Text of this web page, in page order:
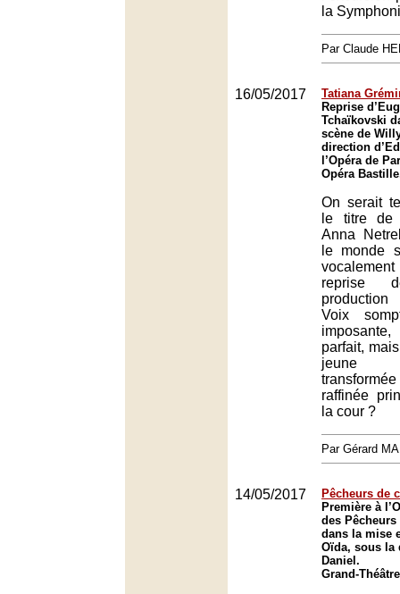
la
Par Claude
16/05/2017
Tatiana
Reprise
Tchaïkovski
scène de
direction
l’Opéra de
Opéra
On serait
le titre de
Anna
le monde
reprise
Voix
parfait,
jeune
raffinée
la cour ?
Par Gérard
14/05/2017
Pêcheurs de
Première à
des
dans la mise
Oïda, sous la
Daniel.
Grand-